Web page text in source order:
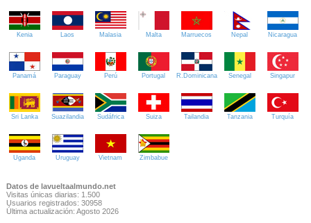
Kenia Laos Malasia Malta Marruecos Nepal Nicaragua
Panamá Paraguay Perú Portugal R.Dominicana Senegal Singapur
Sri Lanka Suazilandia Sudáfrica Suiza Tailandia Tanzania Turquía
Uganda Uruguay Vietnam Zimbabue
Datos de lavueltaalmundo.net
Visitas únicas diarias: 1.500
Usuarios registrados: 30958
Última actualización: Agosto 2026